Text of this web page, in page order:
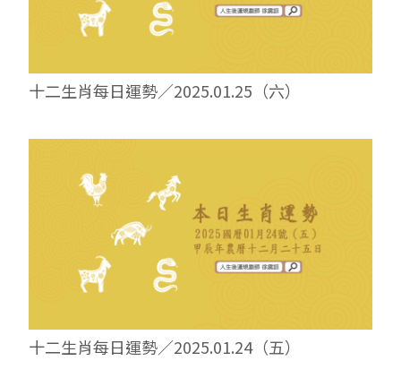
十二生肖每日運勢／2025.01.25（六）
十二生肖每日運勢／2025.01.24（五）